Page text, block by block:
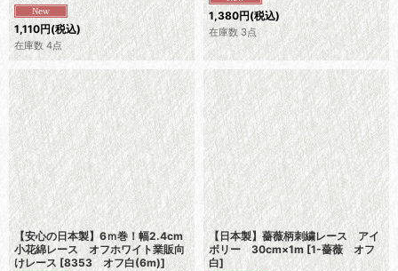
1,110円(税込)
在庫数 4点
1,380円(税込)
在庫数 3点
【安心の日本製】6ｍ巻！幅2.4cm
小花綿レース オフホワイト業販向
けレース [8353 オフ白(6m)]
【日本製】薔薇柄刺繍レース アイ
ボリー 30cm×1m [1-薔薇 オフ
白]